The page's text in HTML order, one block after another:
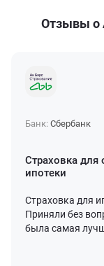
Отзывы о
Банк: Сбербанк
Страховка
ипотеки
Страховка для
Приняли без
была самая